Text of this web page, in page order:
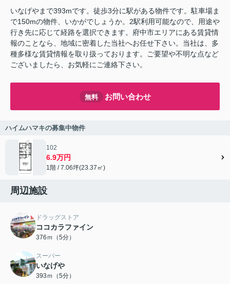
いなげやまで393mです。徒歩3分に駅がある物件です。駐車場ま
で150mの物件、いかがでしょうか。2駅利用可能なので、用途や
行き先に応じて経路を選択できます。府中市エリアにある賃貸情
報のことなら、地域に密着した当社へお任せ下さい。当社は、多
種多様な賃貸情報を取り扱っております。ご要望や不明な点など
ございましたら、お気軽にご連絡下さい。
無料 お問い合わせ
ハイムハマキの募集中物件
102
6.9万円
1階 / 7.06坪(23.37㎡)
周辺施設
ドラッグストア
ココカラファイン
376ｍ（5分）
スーパー
いなげや
393ｍ（5分）